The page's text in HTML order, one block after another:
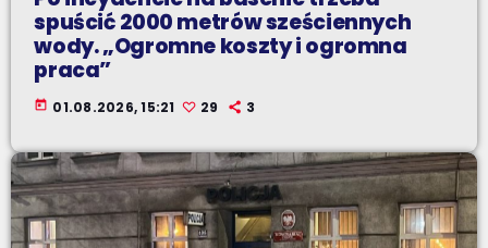
spuścić 2000 metrów sześciennych
wody. „Ogromne koszty i ogromna
praca”
today 01.08.2026, 15:21 29 3